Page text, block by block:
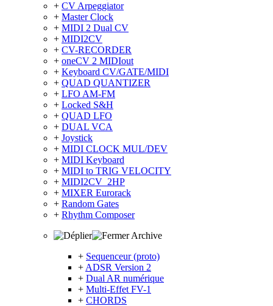
+ CV Arpeggiator
+ Master Clock
+ MIDI 2 Dual CV
+ MIDI2CV
+ CV-RECORDER
+ oneCV 2 MIDIout
+ Keyboard CV/GATE/MIDI
+ QUAD QUANTIZER
+ LFO AM-FM
+ Locked S&H
+ QUAD LFO
+ DUAL VCA
+ Joystick
+ MIDI CLOCK MUL/DEV
+ MIDI Keyboard
+ MIDI to TRIG VELOCITY
+ MIDI2CV_2HP
+ MIXER Eurorack
+ Random Gates
+ Rhythm Composer
Archive
+ Sequenceur (proto)
+ ADSR Version 2
+ Dual AR numérique
+ Multi-Effet FV-1
+ CHORDS